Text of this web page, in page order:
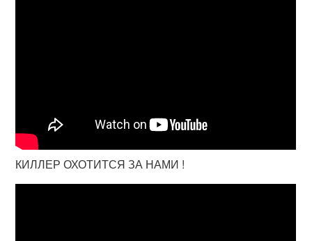
КИЛЛЕР ОХОТИТСЯ ЗА НАМИ !